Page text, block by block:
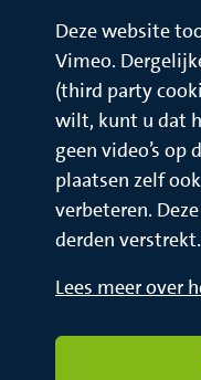
Deze website
Vimeo.
(third party
wilt, kunt u dat
geen video’s op
plaatsen zelf
verbeteren.
derden verstrekt.
Lees meer over